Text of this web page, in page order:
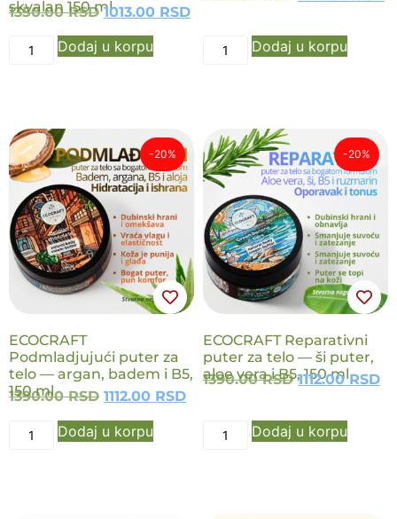
skvalan 150 ml
1350.00RSD 1013.00 RSD
Dodaj u korpu Dodaj u korpu
NOVO
-20%
ECOCRAFT
Podmladjujući puter za
telo — argan, badem i B5,
150 ml
1390.00RSD 1112.00 RSD
Dodaj u korpu
NOVO
-20%
ECOCRAFT Reparativni
puter za telo — ši puter,
aloe vera i B5, 150 ml
1390.00RSD 1112.00RSD
Dodaj u korpu